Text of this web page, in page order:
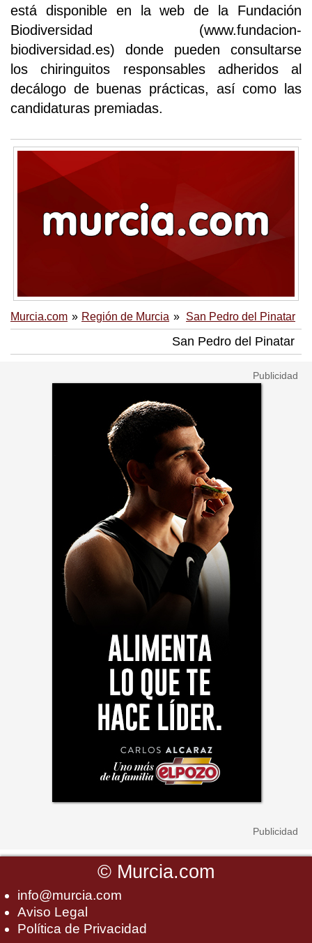
está disponible en la web de la Fundación
Biodiversidad (www.fundacion-
biodiversidad.es) donde pueden consultarse
los chiringuitos responsables adheridos al
decálogo de buenas prácticas, así como las
candidaturas premiadas.
Murcia.com Región de Murcia San Pedro del Pinatar
San Pedro del Pinatar
© Murcia.com
info@murcia.com
Aviso Legal
Política de Privacidad